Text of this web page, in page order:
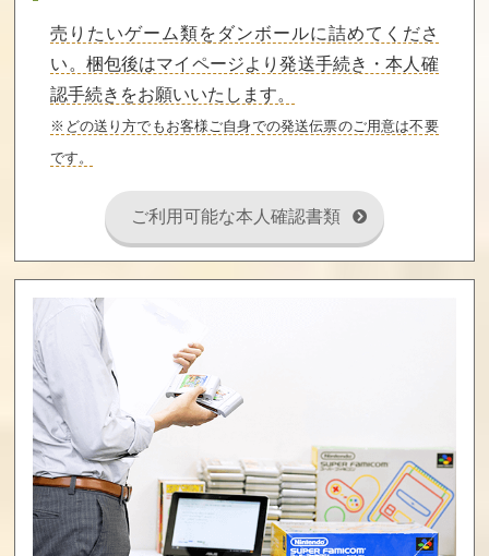
売りたいゲーム類をダンボールに詰めてくださ
い。梱包後はマイページより発送手続き・本人確
認手続きをお願いいたします。
※どの送り方でもお客様ご自身での発送伝票のご用意は不要
です。
ご利用可能な本人確認書類